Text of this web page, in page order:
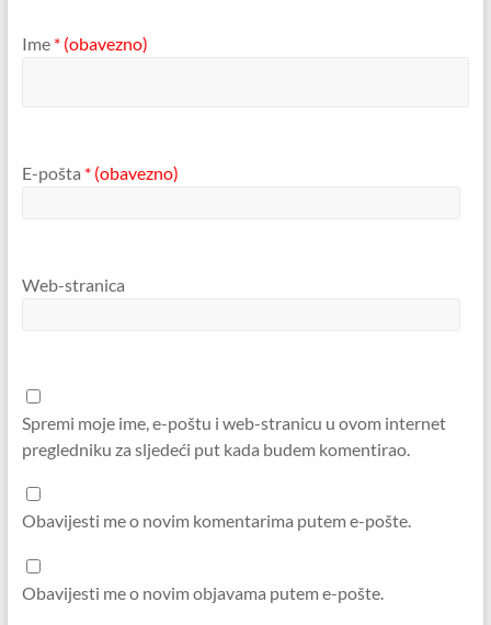
Ime * (obavezno)
E-pošta * (obavezno)
Web-stranica
Spremi moje ime, e-poštu i web-stranicu u ovom internet
pregledniku za sljedeći put kada budem komentirao.
Obavijesti me o novim komentarima putem e-pošte.
Obavijesti me o novim objavama putem e-pošte.